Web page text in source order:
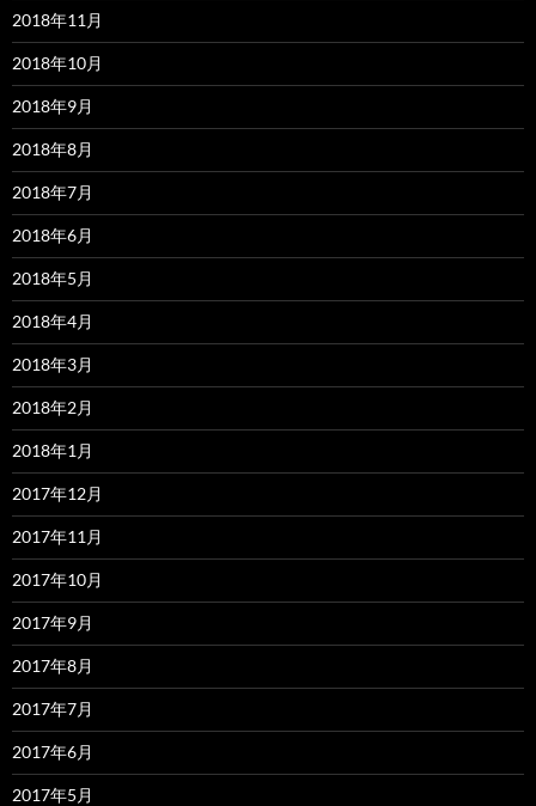
2018年11月
2018年10月
2018年9月
2018年8月
2018年7月
2018年6月
2018年5月
2018年4月
2018年3月
2018年2月
2018年1月
2017年12月
2017年11月
2017年10月
2017年9月
2017年8月
2017年7月
2017年6月
2017年5月